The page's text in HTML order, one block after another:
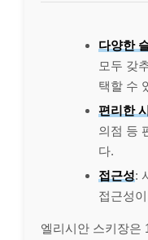
다양한
모두 갖
택할 수
편리한
의점 등
다.
접근성:
접근성
엘리시안 스키장은